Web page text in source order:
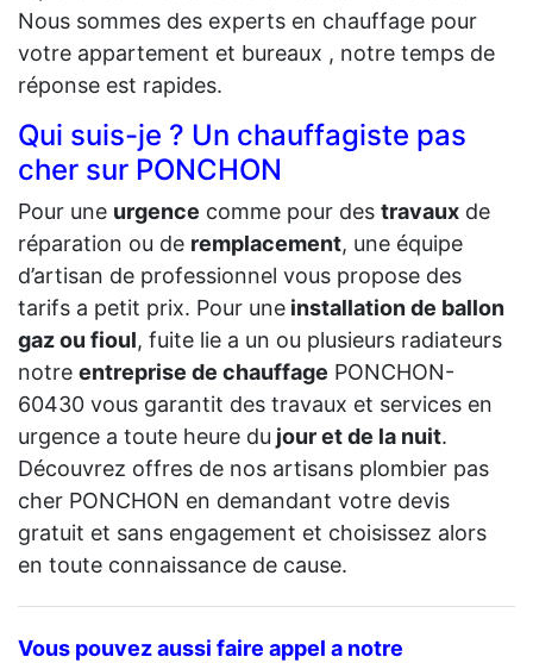
Nous sommes des experts en chauffage pour
votre appartement et bureaux , notre temps de
réponse est rapides.
Qui suis-je ? Un chauffagiste pas
cher sur PONCHON
Pour une urgence comme pour des travaux de
réparation ou de remplacement, une équipe
d’artisan de professionnel vous propose des
tarifs a petit prix. Pour une installation de ballon
gaz ou fioul, fuite lie a un ou plusieurs radiateurs
notre entreprise de chauffage PONCHON-
60430 vous garantit des travaux et services en
urgence a toute heure du jour et de la nuit.
Découvrez offres de nos artisans plombier pas
cher PONCHON en demandant votre devis
gratuit et sans engagement et choisissez alors
en toute connaissance de cause.
Vous pouvez aussi faire appel a notre